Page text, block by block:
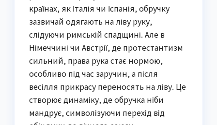
країнах, як Італія чи Іспанія, обручку
зазвичай одягають на ліву руку,
слідуючи римській спадщині. Але в
Німеччині чи Австрії, де протестантизм
сильний, права рука стає нормою,
особливо під час заручин, а після
весілля прикрасу переносять на ліву. Це
створює динаміку, де обручка ніби
мандрує, символізуючи перехід від